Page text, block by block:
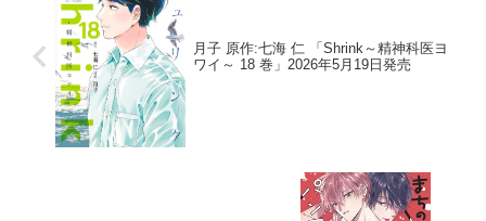
月子 原作:七海 仁 「Shrink～精神科医ヨ
ワイ～ 18 巻」2026年5月19日発売